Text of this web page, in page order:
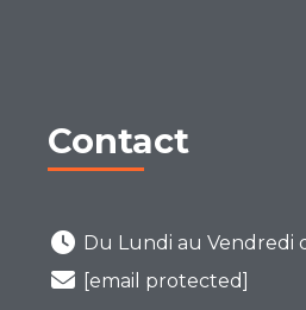
Contact
Du Lundi au Vendredi
[email protected]